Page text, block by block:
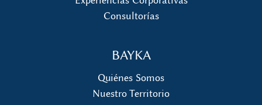
Consultorías
BAYKA
Quiénes Somos
Nuestro Territorio